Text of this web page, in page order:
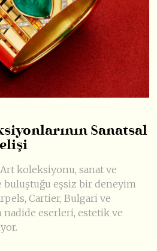
Sanatsal
koleksiyonu, sanat ve
eşsiz bir deneyim
Cartier, Bulgari ve
nadide eserleri, estetik ve